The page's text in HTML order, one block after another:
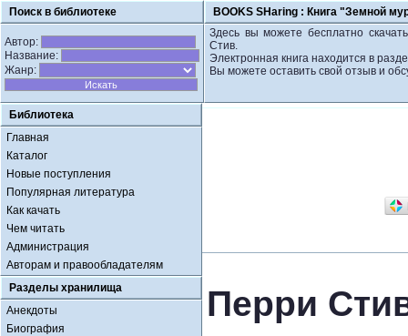
Поиск в библиотеке BOOKS SHaring : Книга "Земной
Автор:
Название:
Жанр:
Здесь вы можете бесплатно
Стив.
Электронная книга находится в
Вы можете оставить свой отзыв и
Библиотека
Главная
Каталог
Новые поступления
Популярная литература
Как качать
Чем читать
Администрация
Авторам и правообладателям
Разделы хранилища
Анекдоты
Биография
Перри